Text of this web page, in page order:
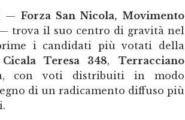
—Forza San Nicola, Movimento
trova il suo centro di gravità nel
i candidati più votati della
Cicala Teresa 348, Terracciano
con voti distribuiti in modo
di un radicamento diffuso più